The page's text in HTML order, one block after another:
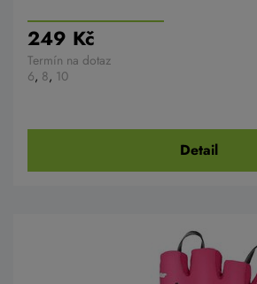
249 Kč
Termín na dotaz
6, 8, 10
Detail